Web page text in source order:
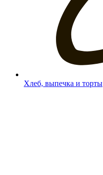
Хлеб, выпечка и торты